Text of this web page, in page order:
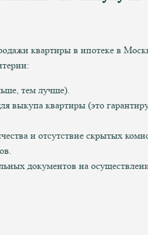
квартиры в ипотеке в
тем лучше).
выкупа квартиры (это
и отсутствие скрытых
документов на